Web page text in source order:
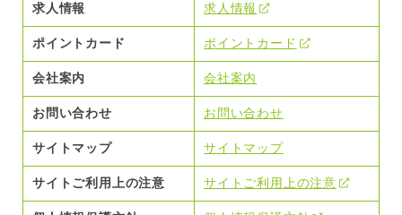
求人情報 求人情報
ポイントカード ポイントカード
会社案内 会社案内
お問い合わせ お問い合わせ
サイトマップ サイトマップ
サイトご利用上の注意 サイトご利用上の注意